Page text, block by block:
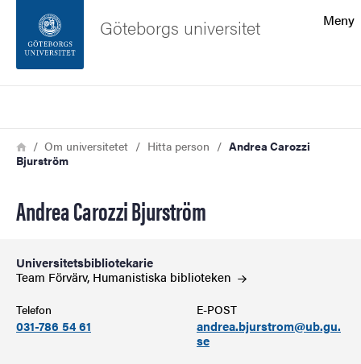
Sidfoten
Om webbplatsen
Meny
Göteborgs universitet
Länkstig
HemOm universitetet Hitta person
Andrea Carozzi
Bjurström
Andrea Carozzi Bjurström
Universitetsbibliotekarie
Team Förvärv, Humanistiska biblioteken
Telefon
031-786 54 61
E-POST
andrea.bjurstrom@ub.gu.
se